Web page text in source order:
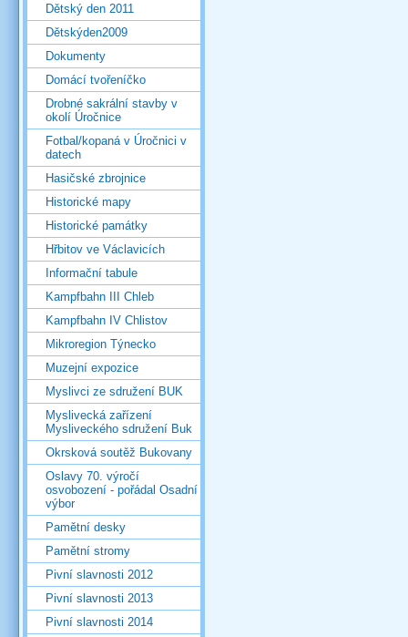
Dětský den 2011
Dětskýden2009
Dokumenty
Domácí tvořeníčko
Drobné sakrální stavby v
okolí Úročnice
Fotbal/kopaná v Úročnici v
datech
Hasičské zbrojnice
Historické mapy
Historické památky
Hřbitov ve Václavicích
Informační tabule
Kampfbahn III Chleb
Kampfbahn IV Chlistov
Mikroregion Týnecko
Muzejní expozice
Myslivci ze sdružení BUK
Myslivecká zařízení
Mysliveckého sdružení Buk
Okrsková soutěž Bukovany
Oslavy 70. výročí
osvobození - pořádal Osadní
výbor
Pamětní desky
Pamětní stromy
Pivní slavnosti 2012
Pivní slavnosti 2013
Pivní slavnosti 2014